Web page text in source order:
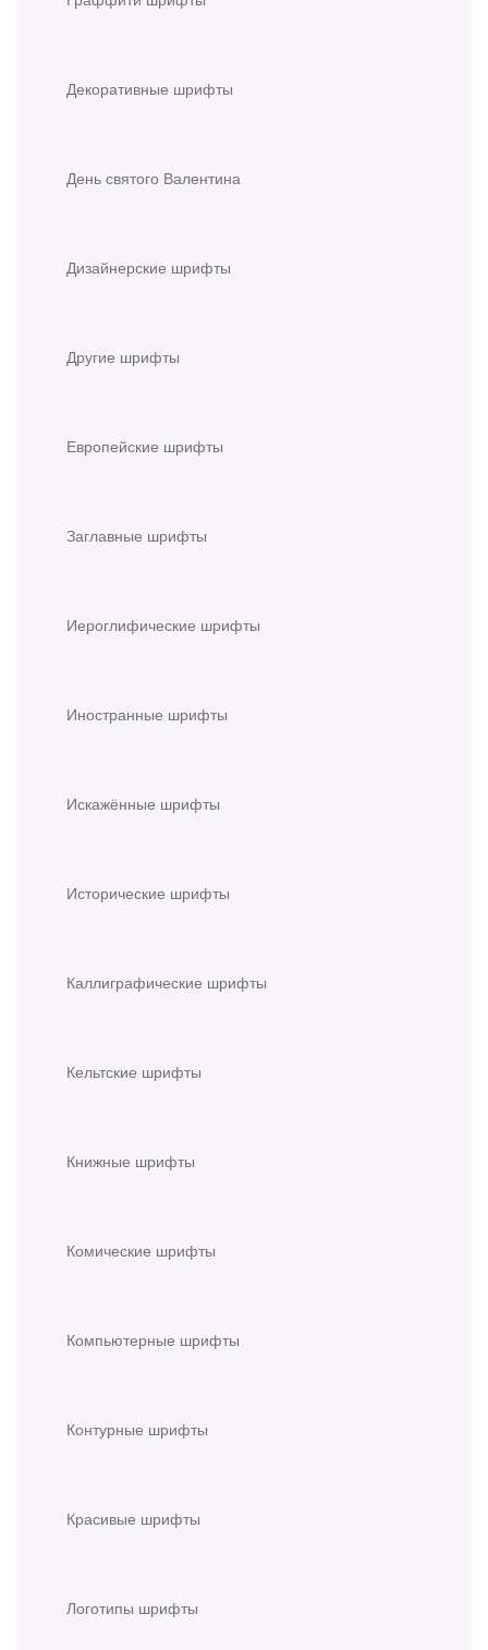
Декоративные шрифты
День святого Валентина
Дизайнерские шрифты
Другие шрифты
Европейские шрифты
Заглавные шрифты
Иероглифические шрифты
Иностранные шрифты
Искажённые шрифты
Исторические шрифты
Каллиграфические шрифты
Кельтские шрифты
Книжные шрифты
Комические шрифты
Компьютерные шрифты
Контурные шрифты
Красивые шрифты
Логотипы шрифты